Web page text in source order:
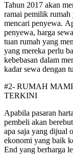
Tahun 2017 akan
ramai pemilik rumah
mencari penyewa.
penyewa, harga
tuan rumah yang
yang mereka perlu
kebebasan dalam
kadar sewa dengan
#2- RUMAH
TERKINI
Apabila pasaran
pembeli akan
apa saja yang dijual
ekonomi yang baik
End yang berharga